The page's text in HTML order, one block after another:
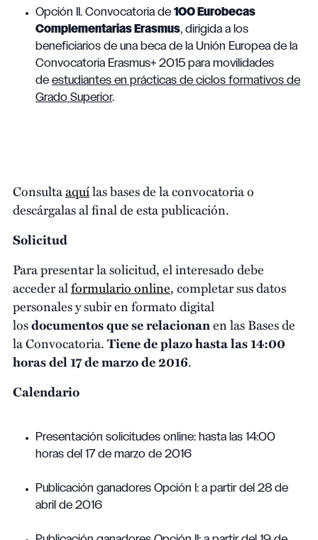
Opción II. Convocatoria de 100 Eurobecas
Complementarias Erasmus, dirigida a los
beneficiarios de una beca de la Unión Europea de la
Convocatoria Erasmus+ 2015 para movilidades
de estudiantes en prácticas de ciclos formativos de
Grado Superior.
Consultaaquílas bases de la convocatoria o
descárgalas al final de esta publicación.
Solicitud
Para presentar la solicitud, el interesado debe
acceder alformulario online, completar sus datos
personales y subir en formato digital
losdocumentos que se relacionanen las Bases de
la Convocatoria.Tiene de plazo hasta las 14:00
horas del 17 de marzo de 2016.
Calendario
Presentación solicitudes online: hasta las 14:00
horas del 17 de marzo de 2016
Publicación ganadores Opción I: a partir del 28 de
abril de 2016